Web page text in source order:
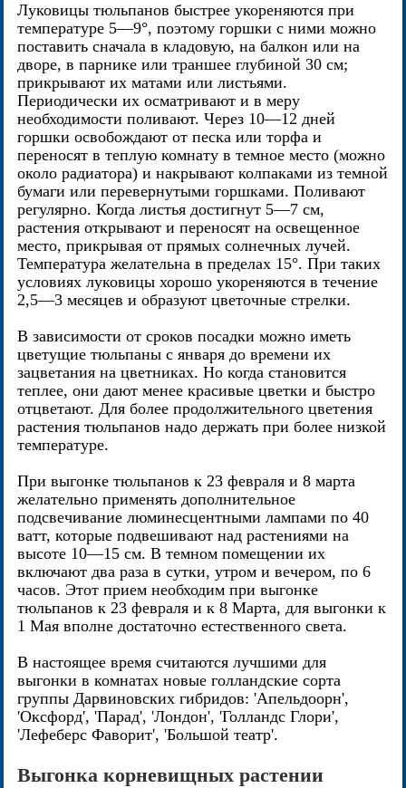
Луковицы тюльпанов быстрее укореняются при
температуре 5—9°, поэтому горшки с ними можно
поставить сначала в кладовую, на балкон или на
дворе, в парнике или траншее глубиной 30 см;
прикрывают их матами или листьями.
Периодически их осматривают и в меру
необходимости поливают. Через 10—12 дней
горшки освобождают от песка или торфа и
переносят в теплую комнату в темное место (можно
около радиатора) и накрывают колпаками из темной
бумаги или перевернутыми горшками. Поливают
регулярно. Когда листья достигнут 5—7 см,
растения открывают и переносят на освещенное
место, прикрывая от прямых солнечных лучей.
Температура желательна в пределах 15°. При таких
условиях луковицы хорошо укореняются в течение
2,5—3 месяцев и образуют цветочные стрелки.
В зависимости от сроков посадки можно иметь
цветущие тюльпаны с января до времени их
зацветания на цветниках. Но когда становится
теплее, они дают менее красивые цветки и быстро
отцветают. Для более продолжительного цветения
растения тюльпанов надо держать при более низкой
температуре.
При выгонке тюльпанов к 23 февраля и 8 марта
желательно применять дополнительное
подсвечивание люминесцентными лампами по 40
ватт, которые подвешивают над растениями на
высоте 10—15 см. В темном помещении их
включают два раза в сутки, утром и вечером, по 6
часов. Этот прием необходим при выгонке
тюльпанов к 23 февраля и к 8 Марта, для выгонки к
1 Мая вполне достаточно естественного света.
В настоящее время считаются лучшими для
выгонки в комнатах новые голландские сорта
группы Дарвиновских гибридов: 'Апельдоорн',
'Оксфорд', 'Парад', 'Лондон', 'Голландс Глори',
'Лефеберс Фаворит', 'Большой театр'.
Выгонка корневищных растении